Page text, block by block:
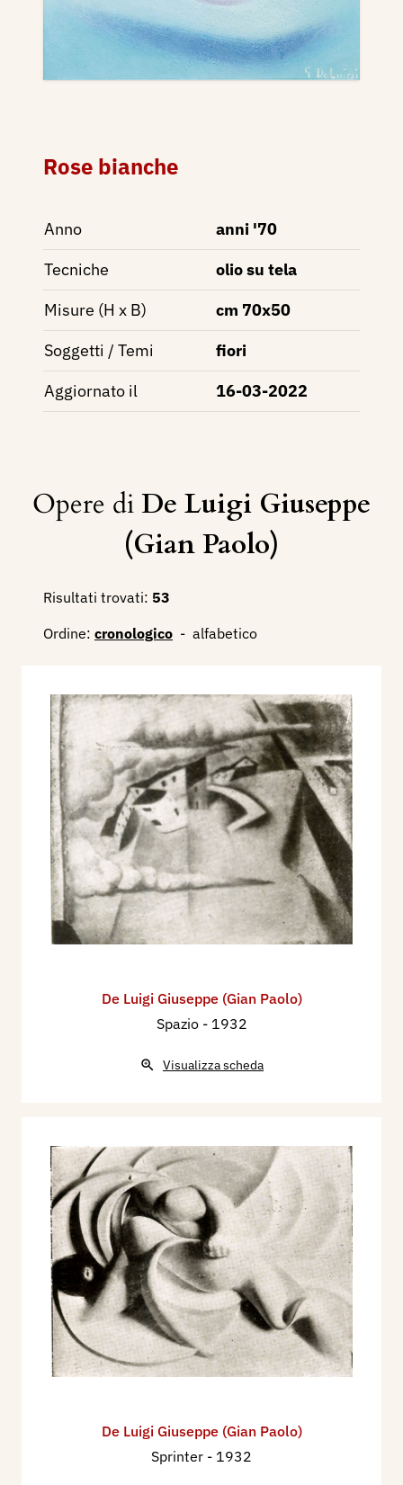
Rose bianche
Anno
anni '70
Tecniche
olio su tela
Misure (H x B)
cm 70x50
Soggetti / Temi
fiori
Aggiornato il
16-03-2022
Opere diDe Luigi Giuseppe
(Gian Paolo)
Risultati trovati: 53
Ordine: cronologico - alfabetico
De Luigi Giuseppe (Gian Paolo)
Spazio - 1932
Visualizza scheda
De Luigi Giuseppe (Gian Paolo)
Sprinter - 1932